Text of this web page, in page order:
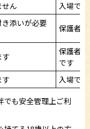
せん 入場で
添いが必要
保護者
す
保護者
です
す 入場で
でも安全管理上ご利